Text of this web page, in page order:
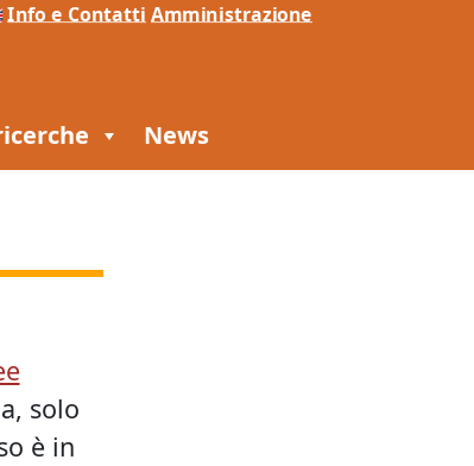
News
Info e Contatti Amministrazione
solo
è in